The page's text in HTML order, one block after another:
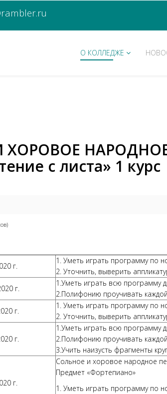
О КОЛЛЕДЖЕ
ХОРОВОЕ
с листа» 1 курс
г.
1. Уметь играть программу по
2. Уточнить, выверить
г.
1.Уметь играть всю программу
2.Полифонию проучивать
г.
1. Уметь играть программу по
2. Уточнить, выверить
г.
1.Уметь играть всю программу
2.Полифонию проучивать
3.Учить наизусть фрагменты
г.
Сольное и хоровое народное
Предмет «Фортепиано»
1. Уметь играть программу по